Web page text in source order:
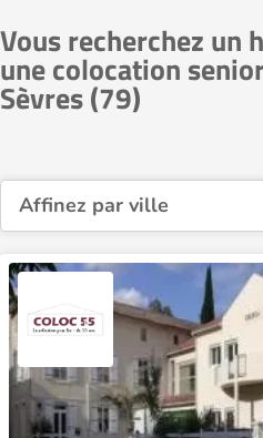
Vous recherchez un
une colocation
Sèvres (79)
Affinez par ville